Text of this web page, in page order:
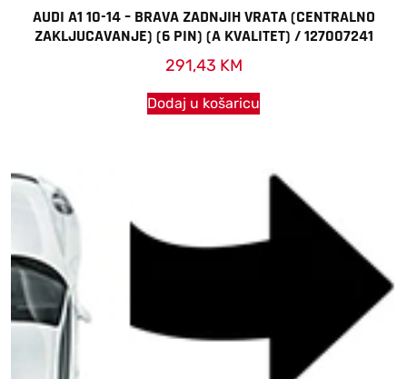
AUDI A1 10-14 – BRAVA ZADNJIH VRATA (CENTRALNO
ZAKLJUCAVANJE) (6 PIN) (A KVALITET) / 127007241
291,43 KM
Dodaj u košaricu